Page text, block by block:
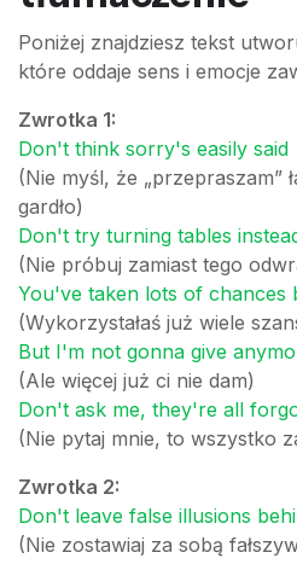
Poniżej znajdziesz tekst
które oddaje sens i emocje
Zwrotka 1:
Don't think sorry's easily said
(Nie myśl, że „przepraszam”
gardło)
Don't try turning tables
(Nie próbuj zamiast tego
You've taken lots of chances
(Wykorzystałaś już wiele
But I'm not gonna give
(Ale więcej już ci nie dam)
Don't ask me, they're all
(Nie pytaj mnie, to wszystko
Zwrotka 2:
Don't leave false illusions
(Nie zostawiaj za sobą